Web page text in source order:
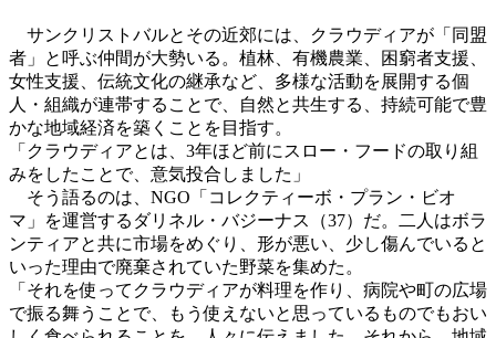
サンクリストバルとその近郊には、クラウディアが「同盟
者」と呼ぶ仲間が大勢いる。植林、有機農業、困窮者支援、
女性支援、伝統文化の継承など、多様な活動を展開する個
人・組織が連帯することで、自然と共生する、持続可能で豊
かな地域経済を築くことを目指す。
「クラウディアとは、3年ほど前に スロー・フードの取り組
みをしたことで、意気投合しました」
そう語るのは、NGO「コレクティーボ・プラン・ビオ
マ」を運営するダリネル・バジーナス（37）だ。二人はボラ
ンティアと共に市場をめぐり、形が悪い、少し傷んでいると
いった理由で廃棄されていた野菜を集めた。
「それを使ってクラウディアが料理を作り、病院や町の広場
で振る舞うことで、もう使えないと思っているものでもおい